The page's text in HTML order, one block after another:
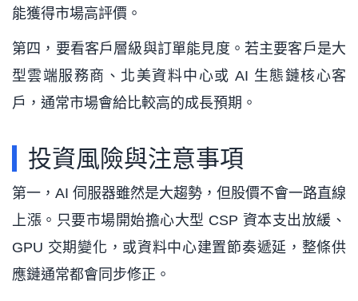
能獲得市場高評價。
第四，要看客戶層級與訂單能見度。若主要客戶是大
型雲端服務商、北美資料中心或 AI 生態鏈核心客
戶，通常市場會給比較高的成長預期。
投資風險與注意事項
第一，AI 伺服器雖然是大趨勢，但股價不會一路直線
上漲。只要市場開始擔心大型 CSP 資本支出放緩、
GPU 交期變化，或資料中心建置節奏遞延，整條供
應鏈通常都會同步修正。